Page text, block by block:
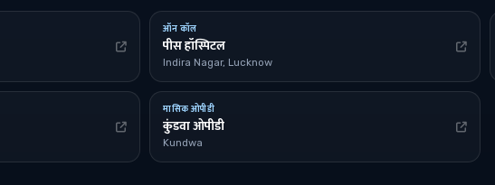
ऑन कॉल
पीस हॉस्पिटल
Indira Nagar, Lucknow
मासिक ओपीडी
कुंडवा ओपीडी
Kundwa